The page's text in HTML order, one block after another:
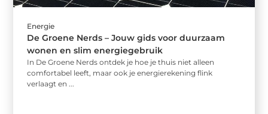
Energie
De Groene Nerds – Jouw gids voor duurzaam
wonen en slim energiegebruik
In De Groene Nerds ontdek je hoe je thuis niet alleen
comfortabel leeft, maar ook je energierekening flink
verlaagt en ...